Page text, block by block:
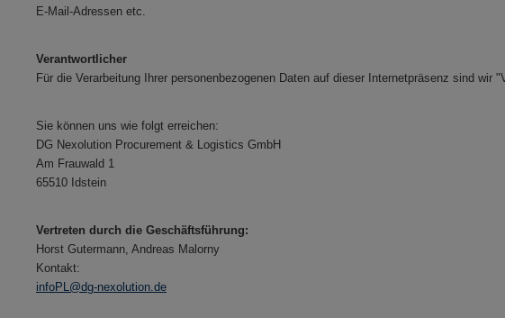
E-Mail-Adressen etc.
Verantwortlicher
Für die Verarbeitung Ihrer personenbezogenen Daten auf dieser Internetpräsenz sind wir
Sie können uns wie folgt erreichen:
DG Nexolution Procurement & Logistics GmbH
Am Frauwald 1
65510 Idstein
Vertreten durch die Geschäftsführung:
Horst Gutermann, Andreas Malorny
Kontakt:
infoPL@dg-nexolution.de